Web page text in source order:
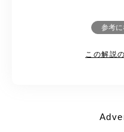
参考
この解説